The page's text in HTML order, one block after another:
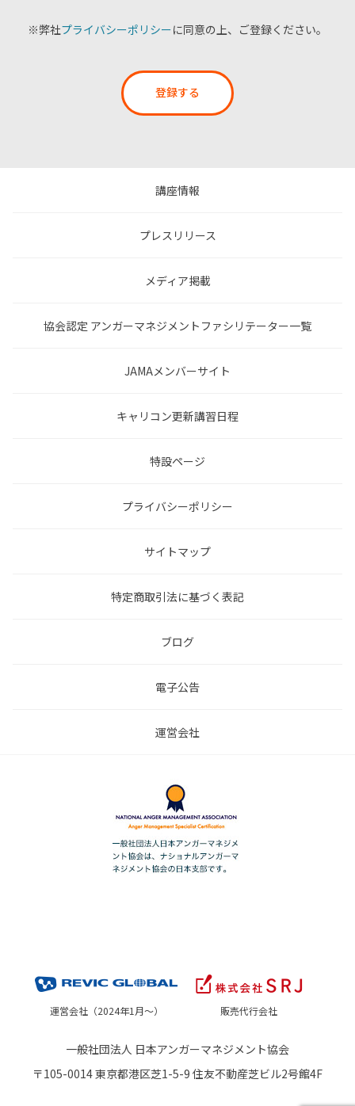
※弊社プライバシーポリシーに同意の上、ご登録ください。
登録する
講座情報
プレスリリース
メディア掲載
協会認定 アンガーマネジメントファシリテーター一覧
JAMAメンバーサイト
キャリコン更新講習日程
特設ページ
プライバシーポリシー
サイトマップ
特定商取引法に基づく表記
ブログ
電子公告
運営会社